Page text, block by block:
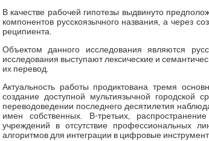
В качестве рабочей гипотезы выдвинуто
компонентов русскоязычного названия, а через
реципиента.
Объектом данного исследования являются
исследования выступают лексические и
их перевод.
Актуальность работы продиктована тремя
создание доступной мультиязычной городской
переводоведении последнего десятилетия
имен собственных. В-третьих,
учреждений в отсутствие профессиональных
алгоритмов для интеграции в цифровые